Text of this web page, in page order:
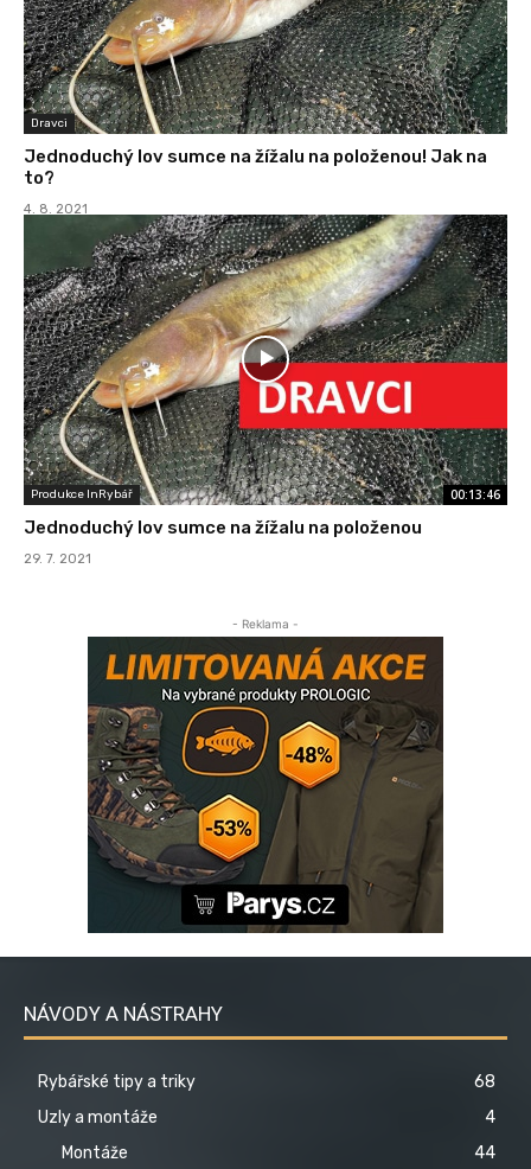
Dravci
Jednoduchý lov sumce na žížalu na položenou! Jak na
to?
4. 8. 2021
Produkce InRybář 00:13:46
Jednoduchý lov sumce na žížalu na položenou
29. 7. 2021
- Reklama -
NÁVODY A NÁSTRAHY
Rybářské tipy a triky
68
Uzly a montáže
4
Montáže
44